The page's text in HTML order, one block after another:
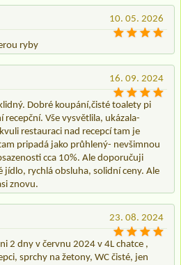
10. 05. 2026
ryby
16. 09. 2024
Dobré koupání,čisté toalety pi
recepční. Vše vysvětlila, ukázala-
restauraci nad recepcí tam je
pripadá jako průhlený- nevšimnou
cca 10%. Ale doporučuji
rychlá obsluha, solidní ceny. Ale
znovu.
23. 08. 2024
2 dny v červnu 2024 v 4L chatce ,
sprchy na žetony, WC čisté, jen